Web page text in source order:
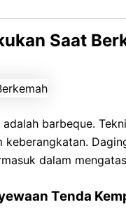
Saat
barbeque.
dalam
Tenda